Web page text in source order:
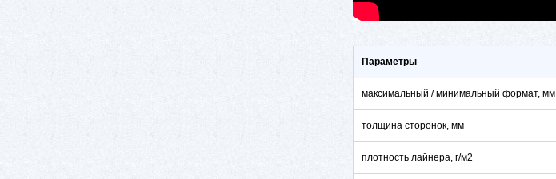
Параметры
максимальный / минимальный формат, мм
толщина сторонок, мм
плотность лайнера, г/м2